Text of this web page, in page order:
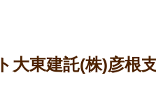
大東建託(株)彦根